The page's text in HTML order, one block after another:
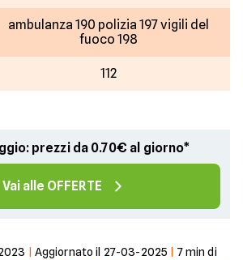
ambulanza 190 polizia 197 vigili del
fuoco 198
112
prezzi da 0.70€ al giorno*
Vai alle OFFERTE
Aggiornato il 27-03-2025 7min di